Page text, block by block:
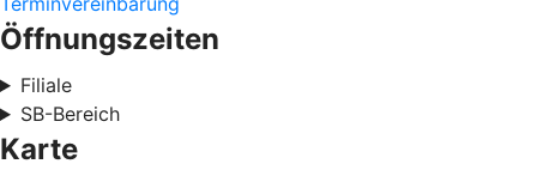
Öffnungszeiten
Filiale
SB-Bereich
Karte